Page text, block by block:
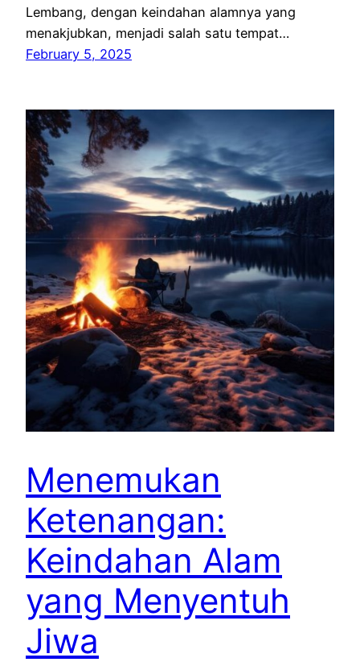
Lembang, dengan keindahan alamnya yang
menakjubkan, menjadi salah satu tempat…
February 5, 2025
Menemukan
Ketenangan:
Keindahan Alam
yang Menyentuh
Jiwa